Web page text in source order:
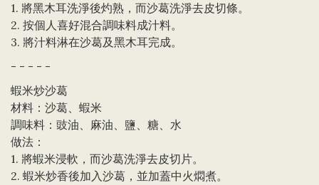
1. 將黑木耳洗淨後灼熟，而沙葛洗淨去皮切條。
2. 按個人喜好混合調味料成汁料。
3. 將汁料淋在沙葛及黑木耳完成。
- - - - -
蝦米炒沙葛
材料：沙葛、蝦米
調味料：豉油、麻油、鹽、糖、水
做法：
1. 將蝦米浸軟，而沙葛洗淨去皮切片。
2. 蝦米炒香後加入沙葛，並加蓋中火燜煮。